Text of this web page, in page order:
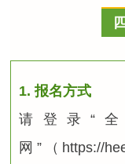
1. 报名方式
请登录“
网”（https://